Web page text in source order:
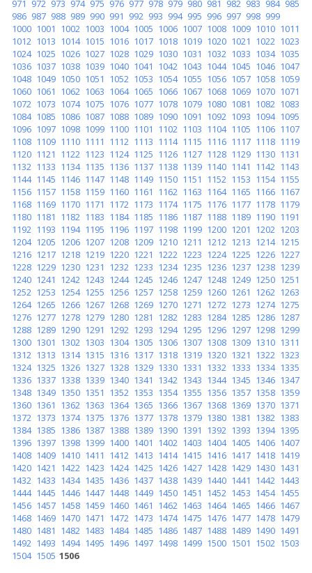
971 972 973 974 975 976 977 978 979 980 981 982 983 984 985
986 987 988 989 990 991 992 993 994 995 996 997 998 999
1000 1001 1002 1003 1004 1005 1006 1007 1008 1009 1010 1011
1012 1013 1014 1015 1016 1017 1018 1019 1020 1021 1022 1023
1024 1025 1026 1027 1028 1029 1030 1031 1032 1033 1034 1035
1036 1037 1038 1039 1040 1041 1042 1043 1044 1045 1046 1047
1048 1049 1050 1051 1052 1053 1054 1055 1056 1057 1058 1059
1060 1061 1062 1063 1064 1065 1066 1067 1068 1069 1070 1071
1072 1073 1074 1075 1076 1077 1078 1079 1080 1081 1082 1083
1084 1085 1086 1087 1088 1089 1090 1091 1092 1093 1094 1095
1096 1097 1098 1099 1100 1101 1102 1103 1104 1105 1106 1107
1108 1109 1110 1111 1112 1113 1114 1115 1116 1117 1118 1119
1120 1121 1122 1123 1124 1125 1126 1127 1128 1129 1130 1131
1132 1133 1134 1135 1136 1137 1138 1139 1140 1141 1142 1143
1144 1145 1146 1147 1148 1149 1150 1151 1152 1153 1154 1155
1156 1157 1158 1159 1160 1161 1162 1163 1164 1165 1166 1167
1168 1169 1170 1171 1172 1173 1174 1175 1176 1177 1178 1179
1180 1181 1182 1183 1184 1185 1186 1187 1188 1189 1190 1191
1192 1193 1194 1195 1196 1197 1198 1199 1200 1201 1202 1203
1204 1205 1206 1207 1208 1209 1210 1211 1212 1213 1214 1215
1216 1217 1218 1219 1220 1221 1222 1223 1224 1225 1226 1227
1228 1229 1230 1231 1232 1233 1234 1235 1236 1237 1238 1239
1240 1241 1242 1243 1244 1245 1246 1247 1248 1249 1250 1251
1252 1253 1254 1255 1256 1257 1258 1259 1260 1261 1262 1263
1264 1265 1266 1267 1268 1269 1270 1271 1272 1273 1274 1275
1276 1277 1278 1279 1280 1281 1282 1283 1284 1285 1286 1287
1288 1289 1290 1291 1292 1293 1294 1295 1296 1297 1298 1299
1300 1301 1302 1303 1304 1305 1306 1307 1308 1309 1310 1311
1312 1313 1314 1315 1316 1317 1318 1319 1320 1321 1322 1323
1324 1325 1326 1327 1328 1329 1330 1331 1332 1333 1334 1335
1336 1337 1338 1339 1340 1341 1342 1343 1344 1345 1346 1347
1348 1349 1350 1351 1352 1353 1354 1355 1356 1357 1358 1359
1360 1361 1362 1363 1364 1365 1366 1367 1368 1369 1370 1371
1372 1373 1374 1375 1376 1377 1378 1379 1380 1381 1382 1383
1384 1385 1386 1387 1388 1389 1390 1391 1392 1393 1394 1395
1396 1397 1398 1399 1400 1401 1402 1403 1404 1405 1406 1407
1408 1409 1410 1411 1412 1413 1414 1415 1416 1417 1418 1419
1420 1421 1422 1423 1424 1425 1426 1427 1428 1429 1430 1431
1432 1433 1434 1435 1436 1437 1438 1439 1440 1441 1442 1443
1444 1445 1446 1447 1448 1449 1450 1451 1452 1453 1454 1455
1456 1457 1458 1459 1460 1461 1462 1463 1464 1465 1466 1467
1468 1469 1470 1471 1472 1473 1474 1475 1476 1477 1478 1479
1480 1481 1482 1483 1484 1485 1486 1487 1488 1489 1490 1491
1492 1493 1494 1495 1496 1497 1498 1499 1500 1501 1502 1503
1504 1505 1506